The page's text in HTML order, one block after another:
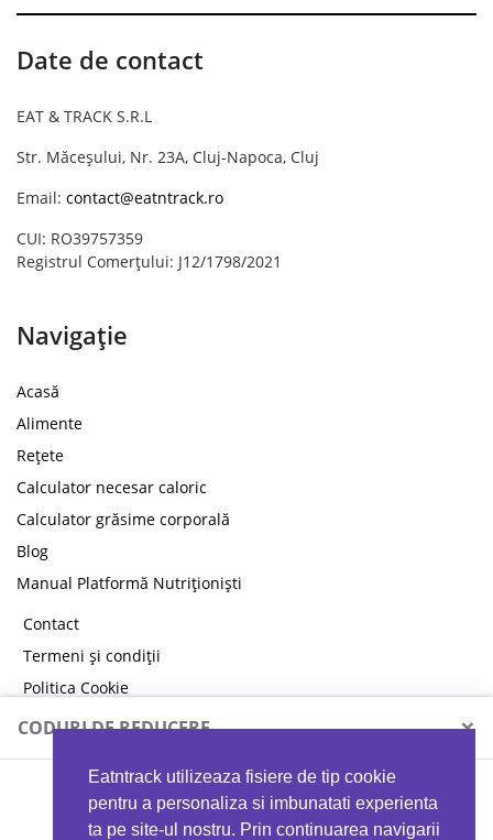
Eatntrack utilizeaza fisiere de tip cookie
pentru a personaliza si imbunatati experienta
ta pe site-ul nostru. Prin continuarea navigarii
Date de contact
EAT & TRACK S.R.L
Str. Măceșului, Nr. 23A, Cluj-Napoca, Cluj
Email: contact@eatntrack.ro
CUI: RO39757359
Registrul Comerțului: J12/1798/2021
Navigație
Acasă
Alimente
Rețete
Calculator necesar caloric
Calculator grăsime corporală
Blog
Manual Platformă Nutriționiști
Contact
Termeni și condiții
Politica Cookie
Politica de confidențialitate
CODURI DE REDUCERE ×
MYPROTEIN